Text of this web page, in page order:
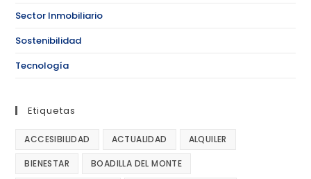
Sector Inmobiliario
Sostenibilidad
Tecnología
Etiquetas
ACCESIBILIDAD ACTUALIDAD ALQUILER
BIENESTAR BOADILLA DEL MONTE